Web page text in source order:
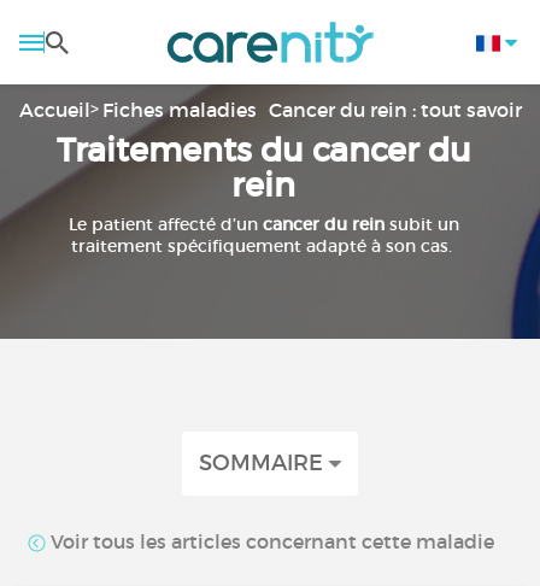
Accueil Fiches maladies Cancer du rein : tout savoir
Traitements du cancer du
rein
Le patient affecté d’un cancer du reinsubit un
traitement spécifiquement adapté à son cas.
SOMMAIRE
Voir tous les articles concernant cette maladie